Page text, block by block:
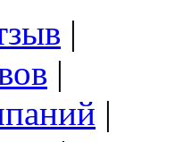
|
|
|